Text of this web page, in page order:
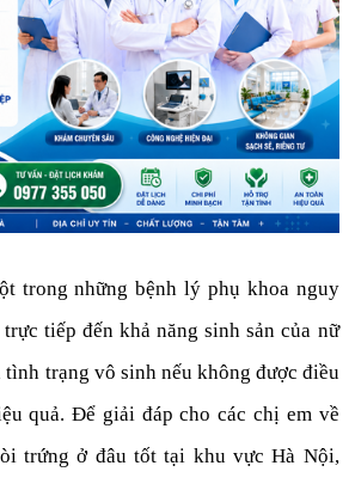
trong những bệnh lý phụ khoa nguy
tiếp đến khả năng sinh sản của nữ
tình trạng vô sinh nếu không được điều
quả. Để giải đáp cho các chị em về
trứng ở đâu tốt tại khu vực Hà Nội,